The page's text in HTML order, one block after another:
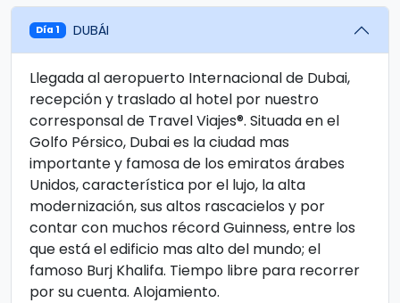
Día 1 DUBÁI
Llegada al aeropuerto Internacional de Dubai,
recepción y traslado al hotel por nuestro
corresponsal de Travel Viajes®. Situada en el
Golfo Pérsico, Dubai es la ciudad mas
importante y famosa de los emiratos árabes
Unidos, característica por el lujo, la alta
modernización, sus altos rascacielos y por
contar con muchos récord Guinness, entre los
que está el edificio mas alto del mundo; el
famoso Burj Khalifa. Tiempo libre para recorrer
por su cuenta. Alojamiento.